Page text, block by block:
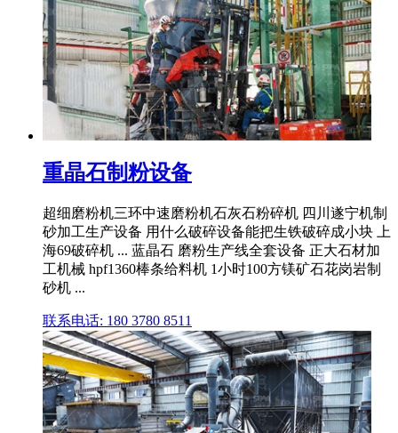
重晶石制粉设备
超细磨粉机三环中速磨粉机石灰石粉碎机 四川遂宁机制
砂加工生产设备 用什么破碎设备能把生铁破碎成小块 上
海69破碎机 ... 蓝晶石 磨粉生产线全套设备 正大石材加
工机械 hpf1360棒条给料机 1小时100方镁矿石花岗岩制
砂机 ...
联系电话: 180 3780 8511